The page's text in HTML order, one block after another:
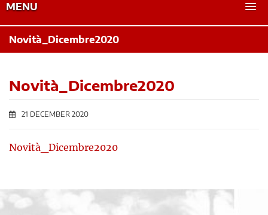
MENU
Novità_Dicembre2020
Novità_Dicembre2020
21 DECEMBER 2020
Novità_Dicembre2020